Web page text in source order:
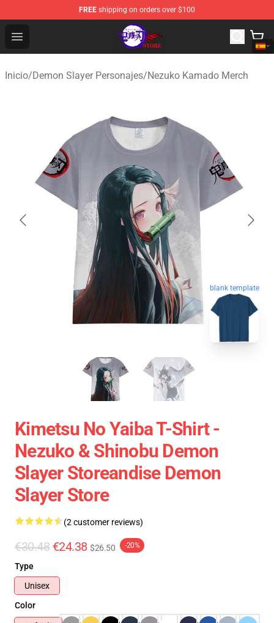
FREE shipping on orders over $100
Open menu
Kimetsu no Yaiba Store - Official Kimetsu no Yaiba
Inicio/Demon Slayer Personajes/Nezuko Kamado Merch
blank template
Kimetsu No Yaiba T-Shirt -
Nezuko & Shinobu Demon
Slayer Storeandise Demon
Slayer Store
(2 customer reviews)
€30.48 €24.38 $26.50 -20%
Type
Unisex
Color